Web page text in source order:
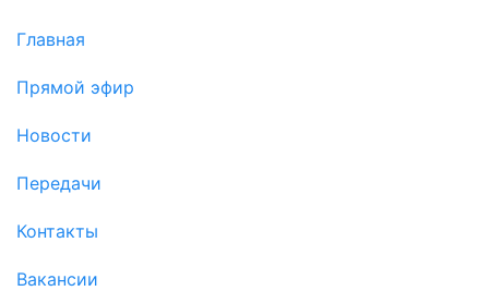
Главная
Прямой эфир
Новости
Передачи
Контакты
Вакансии